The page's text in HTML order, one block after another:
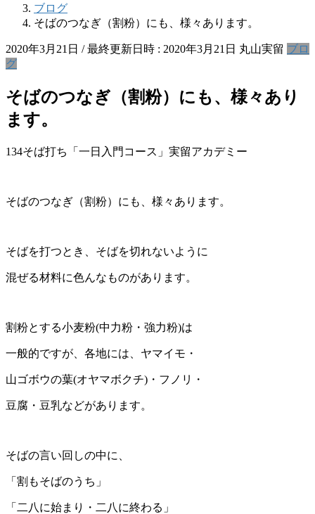
ブログ
そばのつなぎ（割粉）にも、様々あります。
2020年3月21日 / 最終更新日時 : 2020年3月21日 丸山実留 ブロ
グ
そばのつなぎ（割粉）にも、様々あり
ます。
134そば打ち「一日入門コース」実留アカデミー
そばのつなぎ（割粉）にも、様々あります。
そばを打つとき、そばを切れないように
混ぜる材料に色んなものがあります。
割粉とする小麦粉(中力粉・強力粉)は
一般的ですが、各地には、ヤマイモ・
山ゴボウの葉(オヤマボクチ)・フノリ・
豆腐・豆乳などがあります。
そばの言い回しの中に、
「割もそばのうち」
「二八に始まり・二八に終わる」